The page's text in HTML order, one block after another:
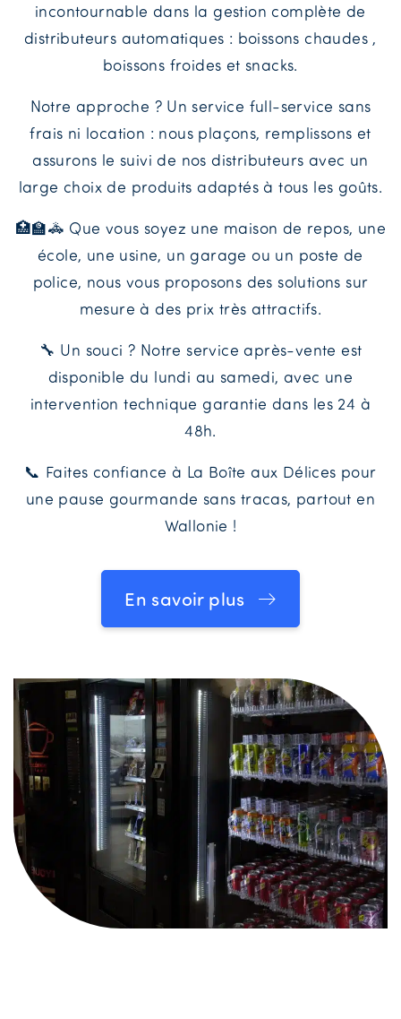
incontournable dans la gestion complète de
distributeurs automatiques : boissons chaudes ,
boissons froides et snacks.
Notre approche ? Un service full-service sans
frais ni location : nous plaçons, remplissons et
assurons le suivi de nos distributeurs avec un
large choix de produits adaptés à tous les goûts.
🏥🏫🚓 Que vous soyez une maison de repos, une
école, une usine, un garage ou un poste de
police, nous vous proposons des solutions sur
mesure à des prix très attractifs.
🔧 Un souci ? Notre service après-vente est
disponible du lundi au samedi, avec une
intervention technique garantie dans les 24 à
48h.
📞 Faites confiance à La Boîte aux Délices pour
une pause gourmande sans tracas, partout en
Wallonie !
En savoir plus